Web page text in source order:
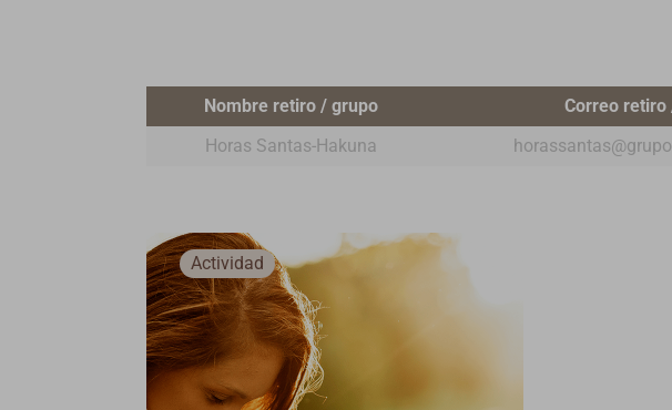
Nombre retiro / grupo Correo retiro
Horas Santas-Hakuna
Actividad